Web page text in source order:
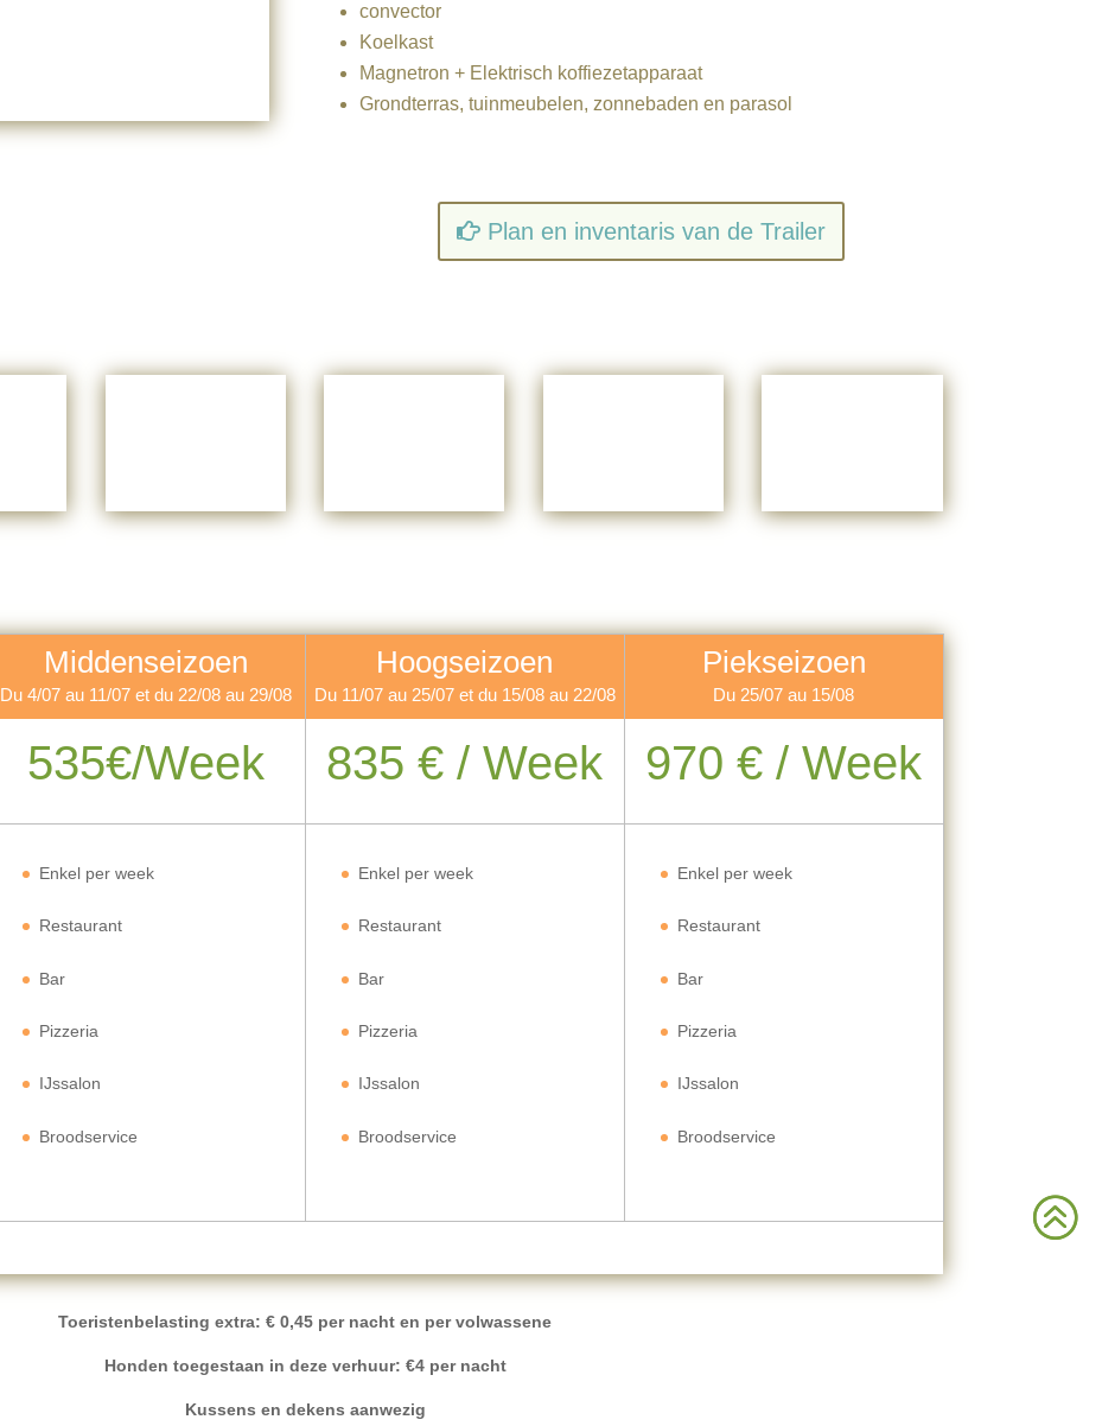
convector
Koelkast
Magnetron + Elektrisch koffiezetapparaat
Grondterras, tuinmeubelen, zonnebaden en parasol
Plan en inventaris van de Trailer
Middenseizoen
Du 4/07 au 11/07 et du 22/08 au 29/08
535€/Week
Enkel per week
Restaurant
Bar
Pizzeria
IJssalon
Broodservice
Hoogseizoen
Du 11/07 au 25/07 et du 15/08 au 22/08
835 € / Week
Enkel per week
Restaurant
Bar
Pizzeria
IJssalon
Broodservice
Piekseizoen
Du 25/07 au 15/08
970 € / Week
Enkel per week
Restaurant
Bar
Pizzeria
IJssalon
Broodservice
Toeristenbelasting extra: € 0,45 per nacht en per volwassene
Honden toegestaan ​​in deze verhuur: €4 per nacht
Kussens en dekens aanwezig
>
>